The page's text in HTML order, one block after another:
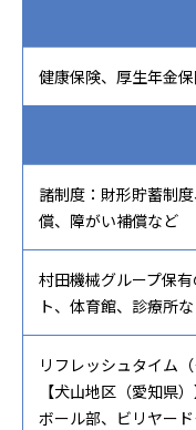
健康保険、厚生年金
諸制度：財形貯蓄制
償、障がい補償など
村田機械グループ保
ト、体育館、診療所
リフレッシュタイム（
【犬山地区（愛知県
ボール部、ビリヤー